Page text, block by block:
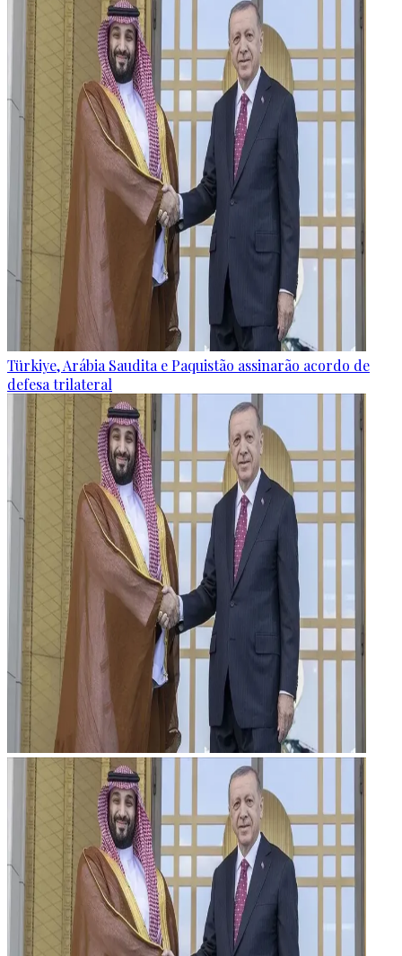
Türkiye, Arábia Saudita e Paquistão assinarão acordo de
defesa trilateral